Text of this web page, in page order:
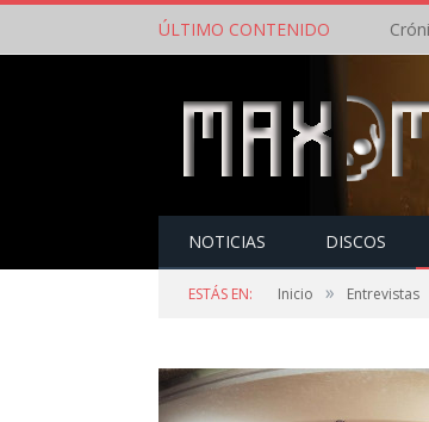
ÚLTIMO CONTENIDO
NOTICIAS DISCOS
ESTÁS EN: Inicio » Entrevistas